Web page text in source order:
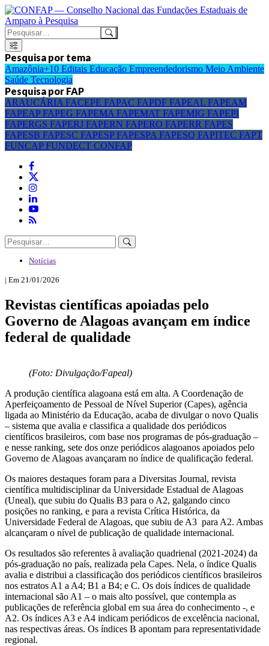
Pesquisa por tema
Amazônia+10 Editais Educação Empreendedorismo Meio Ambiente
Saúde Tecnologia
Pesquisa por FAP
ARAUCÁRIA FACEPE FAPAC FAPDF FAPEAL FAPEAM
FAPEAPFAPEG FAPEMA FAPEMAT FAPEMIG FAPEPI
FAPERGS FAPERJ FAPERN FAPERO FAPERR FAPES
FAPESB FAPESC FAPESPFAPESPA FAPESQ FAPITEC FAPT
FUNCAPFUNDECT CONFAP
Notícias
| Em 21/01/2026
Revistas científicas apoiadas pelo
Governo de Alagoas avançam em índice
federal de qualidade
(Foto: Divulgação/Fapeal)
A produção científica alagoana está em alta. A Coordenação de
Aperfeiçoamento de Pessoal de Nível Superior (Capes), agência
ligada ao Ministério da Educação, acaba de divulgar o novo Qualis
– sistema que avalia e classifica a qualidade dos periódicos
científicos brasileiros, com base nos programas de pós-graduação –
e nesse ranking, sete dos onze periódicos alagoanos apoiados pelo
Governo de Alagoas avançaram no índice de qualificação federal.
Os maiores destaques foram para a Diversitas Journal, revista
científica multidisciplinar da Universidade Estadual de Alagoas
(Uneal), que subiu do Qualis B3 para o A2, galgando cinco
posições no ranking, e para a revista Crítica Histórica, da
Universidade Federal de Alagoas, que subiu de A3 para A2. Ambas
alcançaram o nível de publicação de qualidade internacional.
Os resultados são referentes à avaliação quadrienal (2021-2024) da
pós-graduação no país, realizada pela Capes. Nela, o índice Qualis
avalia e distribui a classificação dos periódicos científicos brasileiros
nos estratos A1 a A4; B1 a B4; e C. Os dois índices de qualidade
internacional são A1 – o mais alto possível, que contempla as
publicações de referência global em sua área do conhecimento -, e
A2. Os índices A3 e A4 indicam periódicos de excelência nacional,
nas respectivas áreas. Os índices B apontam para representatividade
regional.